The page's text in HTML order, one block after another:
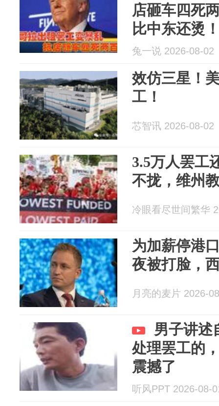
店砸车四死
比中东还烫
兔一说 2026-08-02
效仿三星！
工！
芯智讯 2026-08-02
3.5万人罢工
不拢，维州
冷眼看尽世间繁华
为加薪停港
夜被打脸，
月亮的麦片 2026-
男子讲述
处理罢工的
震撼了
听风PPT 2026-08-